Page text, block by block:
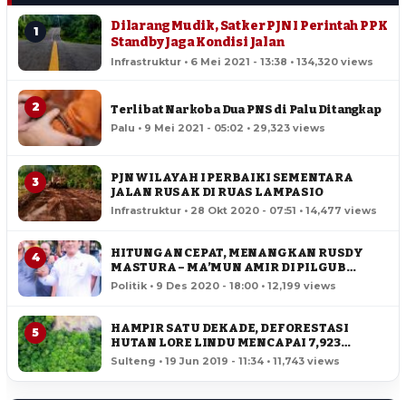
1
Dilarang Mudik, Satker PJN I Perintah PPK
Standby Jaga Kondisi Jalan
Infrastruktur • 6 Mei 2021 - 13:38 • 134,320 views
2 Terlibat Narkoba Dua PNS di Palu Ditangkap
Palu • 9 Mei 2021 - 05:02 • 29,323 views
3
PJN WILAYAH I PERBAIKI SEMENTARA
JALAN RUSAK DI RUAS LAMPASIO
Infrastruktur • 28 Okt 2020 - 07:51 • 14,477 views
4
HITUNGAN CEPAT, MENANGKAN RUSDY
MASTURA – MA’MUN AMIR DI PILGUB
SULTENG
Politik • 9 Des 2020 - 18:00 • 12,199 views
5
HAMPIR SATU DEKADE, DEFORESTASI
HUTAN LORE LINDU MENCAPAI 7,923
HEKTAR
Sulteng • 19 Jun 2019 - 11:34 • 11,743 views